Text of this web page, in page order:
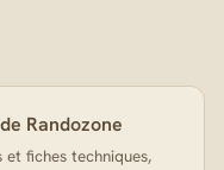
Randozone
fiches techniques,